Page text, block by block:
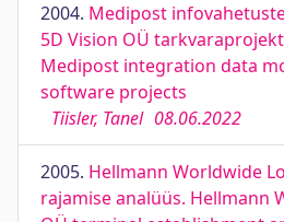
2004. Medipost
5D Vision OÜ
Medipost integration data
software projects
Tiisler, Tanel 08.06.2022
2005. Hellmann Worldwide
rajamise analüüs. Hellmann